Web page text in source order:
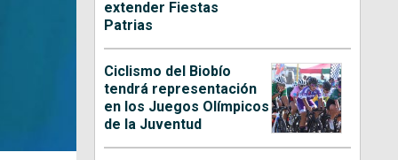
extender Fiestas
Patrias
Ciclismo del Biobío
tendrá representación
en los Juegos Olímpicos
de la Juventud